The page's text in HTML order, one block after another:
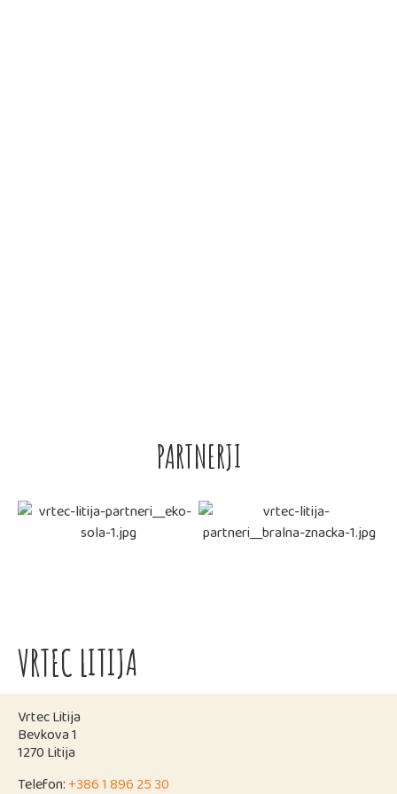
PARTNERJI
VRTEC LITIJA
Vrtec Litija
Bevkova 1
1270 Litija
Telefon:+386 1 896 25 30